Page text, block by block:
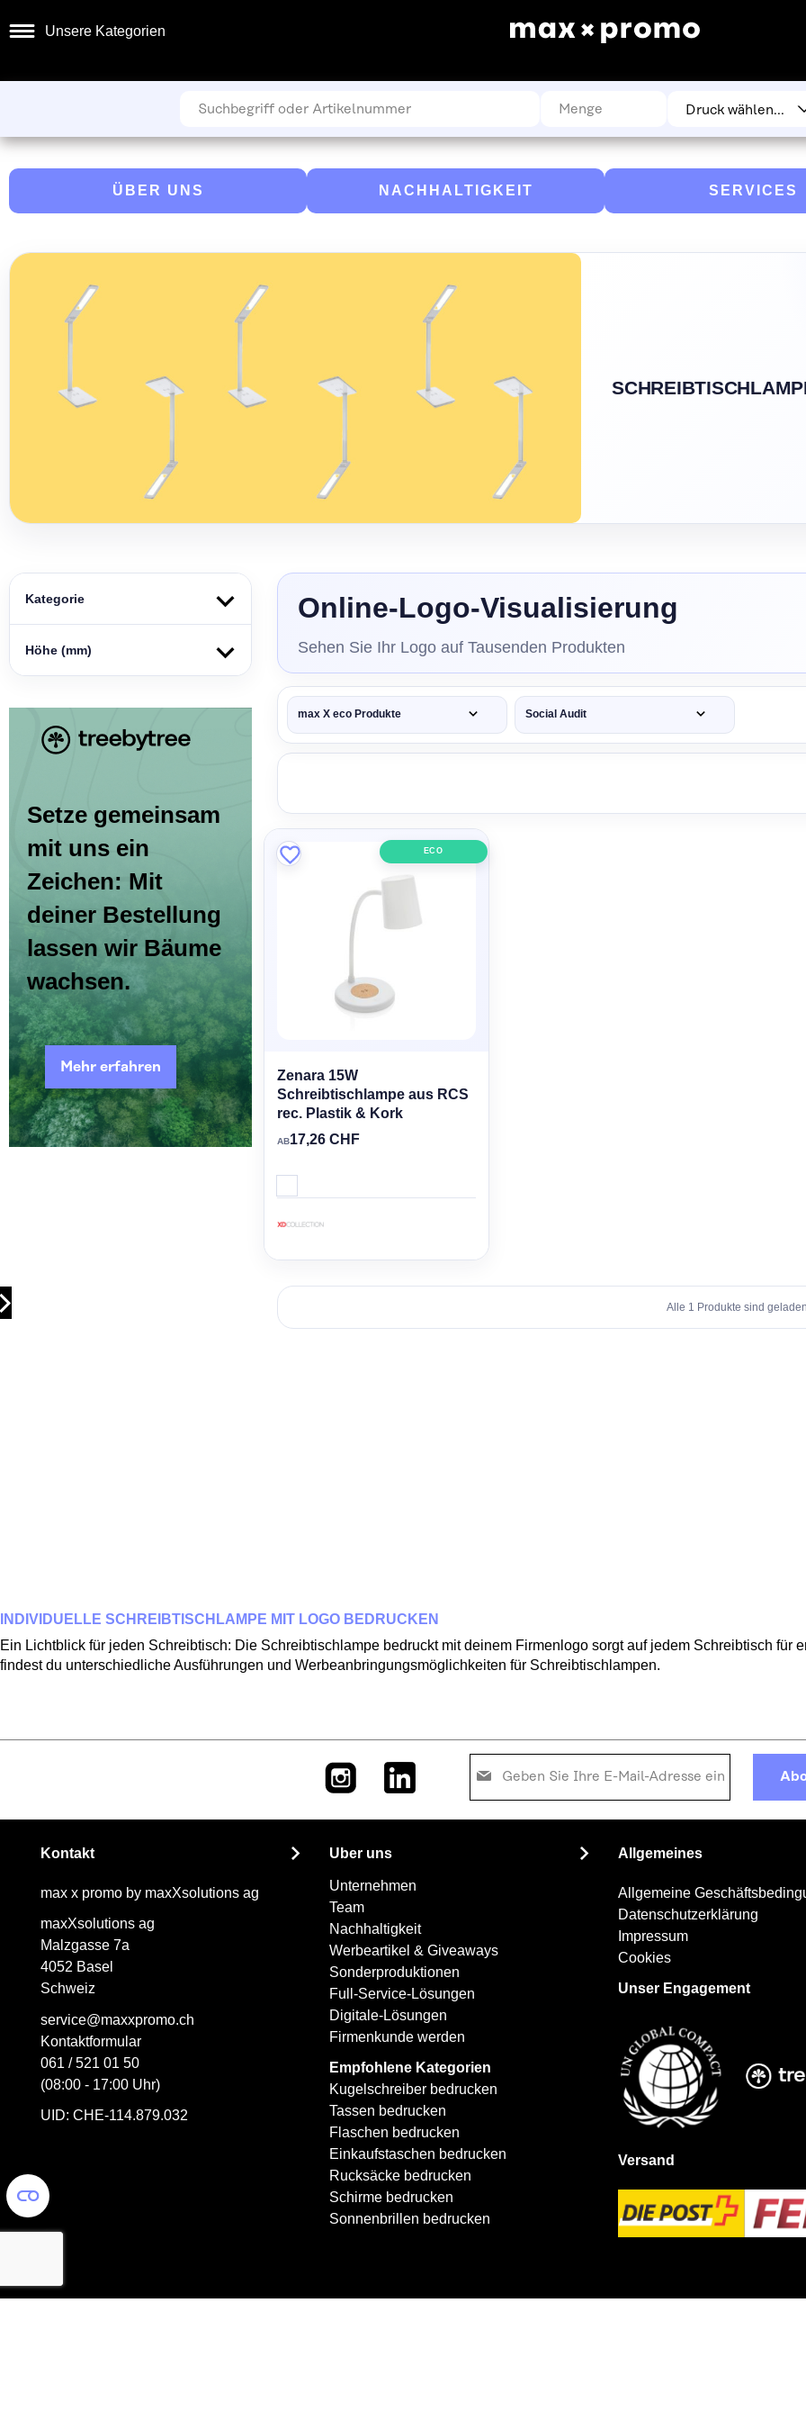
Unsere Kategorien
ÜBER UNS NACHHALTIGKEIT SERVICES
Online-Logo-Visualisierung
Sehen Sie Ihr Logo auf Tausenden Produkten
max X eco Produkte Social Audit
ECO
Zenara 15W
Schreibtischlampe aus RCS
rec. Plastik & Kork
AB17,26 CHF
Alle 1 Produkte sind
Kategorie
Höhe (mm)
Setze gemeinsam
mit uns ein
Zeichen: Mit
deiner Bestellung
lassen wir Bäume
wachsen.
Mehr erfahren
INDIVIDUELLE SCHREIBTISCHLAMPE MIT LOGO BEDRUCKEN
Ein Lichtblick für jeden Schreibtisch: Die Schreibtischlampe bedruckt mit deinem Firmenlogo sorgt auf jedem Schreibtisch für
findest du unterschiedliche Ausführungen und Werbeanbringungsmöglichkeiten für Schreibtischlampen.
Sie
sich
für
Kontakt
max x promo by maxXsolutions ag
maxXsolutions ag
Malzgasse 7a
4052 Basel
Schweiz
service@maxxpromo.ch
Kontaktformular
061 / 521 01 50
(08:00 - 17:00 Uhr)
UID: CHE-114.879.032
Über uns
Unternehmen
Team
Nachhaltigkeit
Werbeartikel & Giveaways
Sonderproduktionen
Full-Service-Lösungen
Digitale-Lösungen
Firmenkunde werden
Empfohlene Kategorien
Kugelschreiber bedrucken
Tassen bedrucken
Flaschen bedrucken
Einkaufstaschen bedrucken
Rucksäcke bedrucken
Schirme bedrucken
Sonnenbrillen bedrucken
Allgemeines
Allgemeine
Datenschutzerklärung
Impressum
Cookies
Unser Engagement
Versand